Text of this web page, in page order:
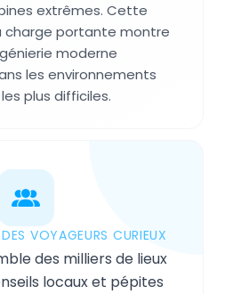
extrêmes. Cette
charge portante montre
moderne
les environnements
plus difficiles.
VOYAGEURS CURIEUX
des milliers de lieux
locaux et pépites